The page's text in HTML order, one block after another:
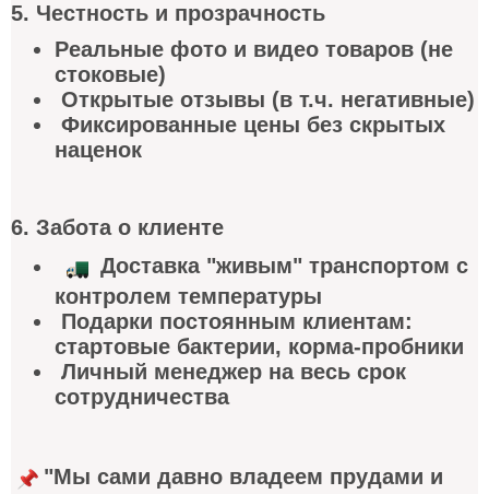
5. Честность и прозрачность
Реальные фото и видео товаров (не
стоковые)
Открытые отзывы (в т.ч. негативные)
Фиксированные цены без скрытых
наценок
6. Забота о клиенте
Доставка "живым" транспортом с
контролем температуры
Подарки постоянным клиентам:
стартовые бактерии, корма-пробники
Личный менеджер на весь срок
сотрудничества
"Мы сами давно владеем прудами и